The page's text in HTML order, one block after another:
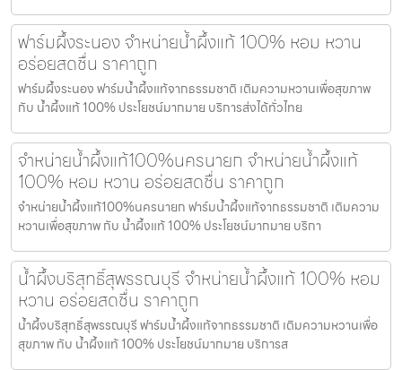
ฟาร์มผึ้งระนอง จำหน่ายน้ำผึ้งแท้ 100% หอม หวาน
อร่อยสดชื่น ราคาถูก
ฟาร์มผึ้งระนอง ฟาร์มน้ำผึ้งแท้จากธรรมชาติ เติมความหวานเพื่อสุขภาพ
กับ น้ำผึ้งแท้ 100% ประโยชน์มากมาย บริการส่งได้ทั่วไทย
จำหน่ายน้ำผึ้งแท้100%นครนายก จำหน่ายน้ำผึ้งแท้
100% หอม หวาน อร่อยสดชื่น ราคาถูก
จำหน่ายน้ำผึ้งแท้100%นครนายก ฟาร์มน้ำผึ้งแท้จากธรรมชาติ เติมความ
หวานเพื่อสุขภาพ กับ น้ำผึ้งแท้ 100% ประโยชน์มากมาย บริกา
น้ำผึ้งบริสุทธิ์สุพรรณบุรี จำหน่ายน้ำผึ้งแท้ 100% หอม
หวาน อร่อยสดชื่น ราคาถูก
น้ำผึ้งบริสุทธิ์สุพรรณบุรี ฟาร์มน้ำผึ้งแท้จากธรรมชาติ เติมความหวานเพื่อ
สุขภาพ กับ น้ำผึ้งแท้ 100% ประโยชน์มากมาย บริการส